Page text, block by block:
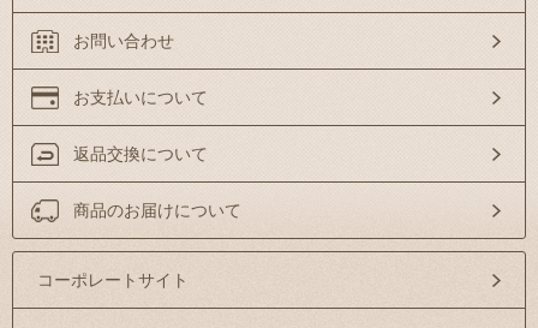
お問い合わせ
お支払いについて
返品交換について
商品のお届けについて
コーポレートサイト